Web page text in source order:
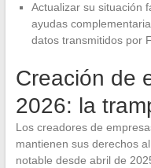
Actualizar su situación
ayudas
datos transmitidos por
Creación de
2026: la
Los creadores de
mantienen sus derechos
notable desde abril de